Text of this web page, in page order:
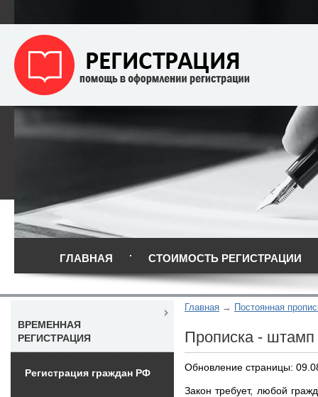
ГЛАВНАЯ СТОИМОСТЬ РЕГИСТРАЦИИ
Главная Постоянная
Прописка - штамп
Обновление страницы:
Закон требует, любой
ВРЕМЕННАЯ
РЕГИСТРАЦИЯ
Регистрация граждан РФ